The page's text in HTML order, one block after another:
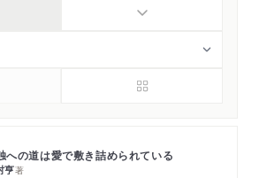
への道は愛で敷き詰められている
亨著